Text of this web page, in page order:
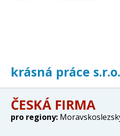
krásná práce s.r.o.
ČESKÁ FIRMA
pro regiony: